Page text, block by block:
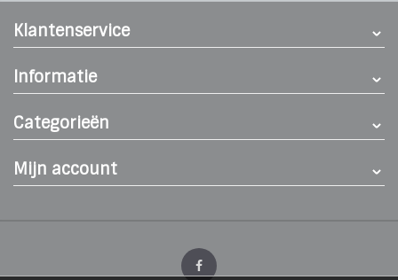
Klantenservice
Informatie
Categorieën
Mijn account